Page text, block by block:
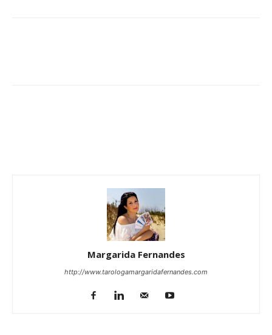
Margarida Fernandes
http://www.tarologamargaridafernandes.com